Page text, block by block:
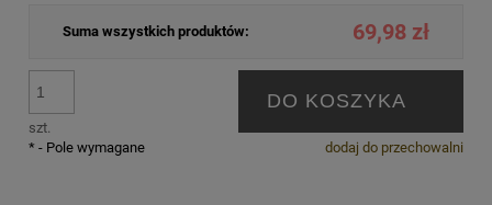
Suma wszystkich produktów: 69,98 zł
szt.
DO KOSZYKA
dodaj do przechowalni
* - Pole wymagane